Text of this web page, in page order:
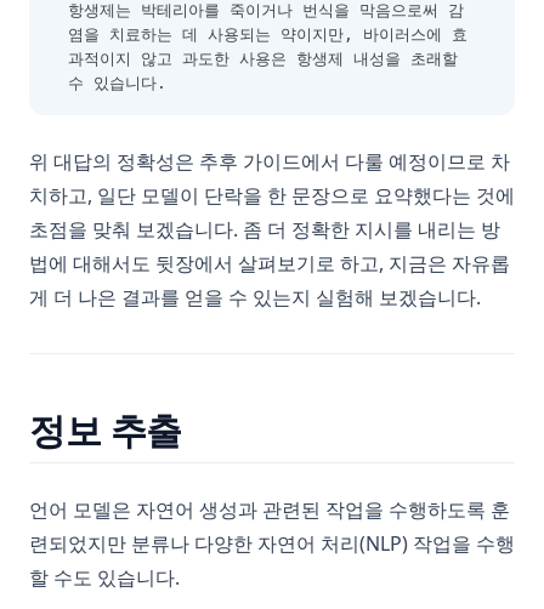
항생제는 박테리아를 죽이거나 번식을 막음으로써 감
염을 치료하는 데 사용되는 약이지만, 바이러스에 효
과적이지 않고 과도한 사용은 항생제 내성을 초래할
수 있습니다.
위 대답의 정확성은 추후 가이드에서 다룰 예정이므로 차
치하고, 일단 모델이 단락을 한 문장으로 요약했다는 것에
초점을 맞춰 보겠습니다. 좀 더 정확한 지시를 내리는 방
법에 대해서도 뒷장에서 살펴보기로 하고, 지금은 자유롭
게 더 나은 결과를 얻을 수 있는지 실험해 보겠습니다.
정보 추출
언어 모델은 자연어 생성과 관련된 작업을 수행하도록 훈
련되었지만 분류나 다양한 자연어 처리(NLP) 작업을 수행
할 수도 있습니다.